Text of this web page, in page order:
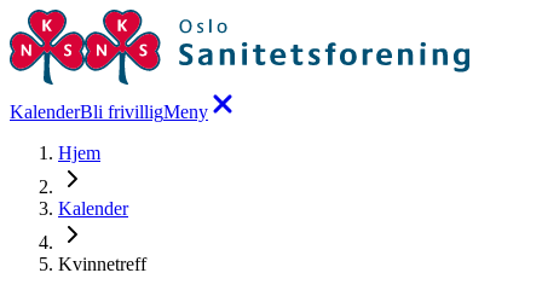
KalenderBli frivilligMeny
Hjem
Kalender
Kvinnetreff